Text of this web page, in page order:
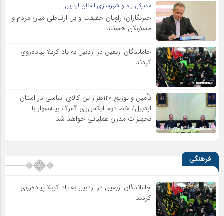
مدیرکل راه و شهرسازی استان اردبیل :
خبرنگاران، راویان حقیقت و پل ارتباطی میان مردم و
مسئولان هستند
جاماندگان اربعین در اردبیل به یاد کربلا پیاده‌روی
کردند
تأمین و توزیع ۱۲۰هزار تن کالای اساسی در استان
اردبیل/ خط دوم ایکس‌ری گمرک بیله‌سوار با
تجهیزات مدرن عملیاتی خواهد شد
فرهنگی
جاماندگان اربعین در اردبیل به یاد کربلا پیاده‌روی
کردند